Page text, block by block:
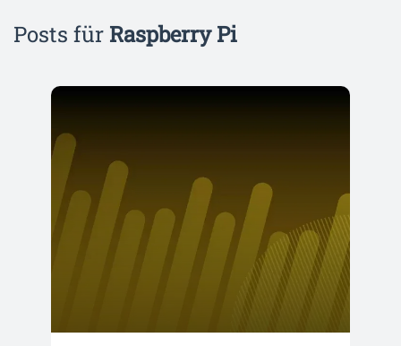
Posts für Raspberry Pi